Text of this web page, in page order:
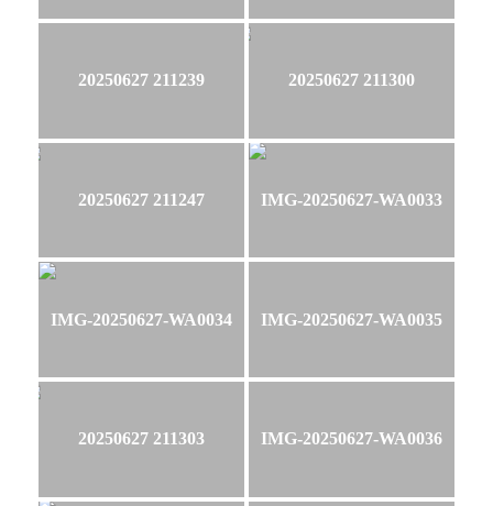
20250627 211239 20250627 211300
20250627 211247 IMG-20250627-WA0033
IMG-20250627-WA0034 IMG-20250627-WA0035
20250627 211303 IMG-20250627-WA0036